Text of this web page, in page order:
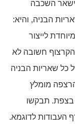
השכבה
הבניה, והיא:
לייצור
חשובה לא
כל שאריות הבניה
הרצפה מומלץ
בצפת. תבקשו
העבודות לדוגמא.